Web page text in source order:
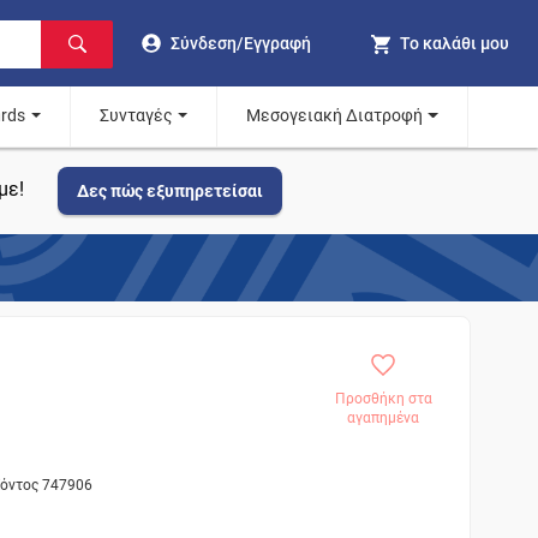
Σύνδεση/Εγγραφή Το καλάθι μου
Συνταγές Μεσογειακή Διατροφή
Δες πώς εξυπηρετείσαι
Προσθήκη στα
αγαπημένα
747906